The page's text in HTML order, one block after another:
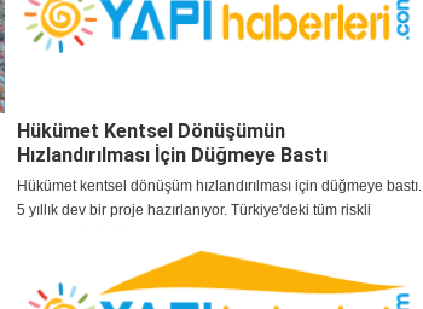
Hükümet Kentsel Dönüşümün
Hızlandırılması İçin Düğmeye Bastı
Hükümet kentsel dönüşüm hızlandırılması için düğmeye bastı.
5 yıllık dev bir proje hazırlanıyor. Türkiye'deki tüm riskli